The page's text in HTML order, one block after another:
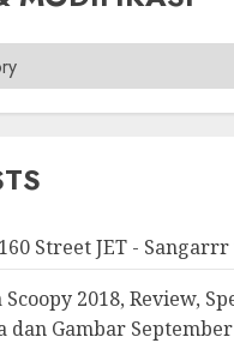
Street JET -
2018, Review,
Gambar September